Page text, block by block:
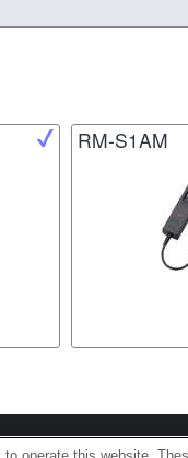
RM-S1AM